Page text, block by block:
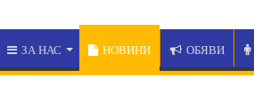
ЗА НАС НОВИНИ ОБЯВИ